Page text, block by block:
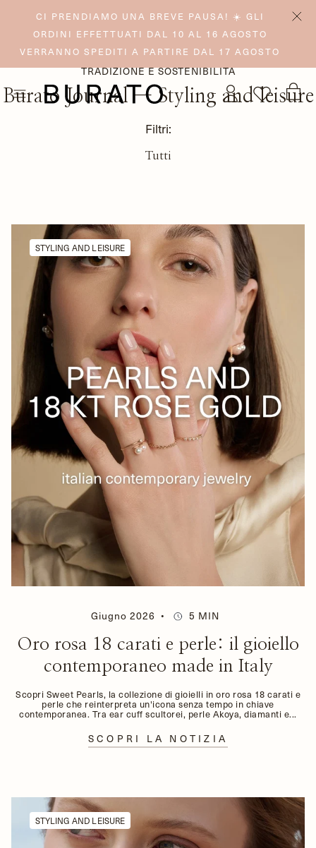
CI PRENDIAMO UNA BREVE PAUSA! ☀️ GLI
ORDINI EFFETTUATI DAL 10 AL 16 AGOSTO
VERRANNO SPEDITI A PARTIRE DAL 17 AGOSTO
TRADIZIONE E SOSTENIBILITÀ
Burato Journal — Styling and leisure
Filtri:
Tutti
STYLING AND LEISURE
Giugno 2026 5 MIN
Oro rosa 18 carati e perle: il gioiello
contemporaneo made in Italy
Scopri Sweet Pearls, la collezione di gioielli in oro rosa 18 carati e
perle che reinterpreta un'icona senza tempo in chiave
contemporanea. Tra ear cuff scultorei, perle Akoya, diamanti e...
SCOPRI LA NOTIZIA
STYLING AND LEISURE